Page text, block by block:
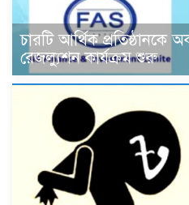
চারটি আর্থিক প্রতিষ্ঠানকে
রেজল্যুশন কার্যক্রম শুরু